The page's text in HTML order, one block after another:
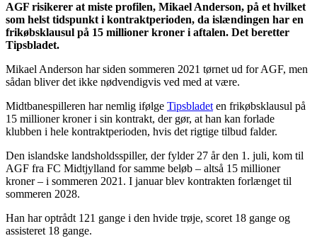
AGF risikerer at miste profilen, Mikael Anderson, på et hvilket
som helst tidspunkt i kontraktperioden, da islændingen har en
frikøbsklausul på 15 millioner kroner i aftalen. Det beretter
Tipsbladet.
Mikael Anderson har siden sommeren 2021 tørnet ud for AGF, men
sådan bliver det ikke nødvendigvis ved med at være.
Midtbanespilleren har nemlig ifølge Tipsbladet en frikøbsklausul på
15 millioner kroner i sin kontrakt, der gør, at han kan forlade
klubben i hele kontraktperioden, hvis det rigtige tilbud falder.
Den islandske landsholdsspiller, der fylder 27 år den 1. juli, kom til
AGF fra FC Midtjylland for samme beløb – altså 15 millioner
kroner – i sommeren 2021. I januar blev kontrakten forlænget til
sommeren 2028.
Han har optrådt 121 gange i den hvide trøje, scoret 18 gange og
assisteret 18 gange.